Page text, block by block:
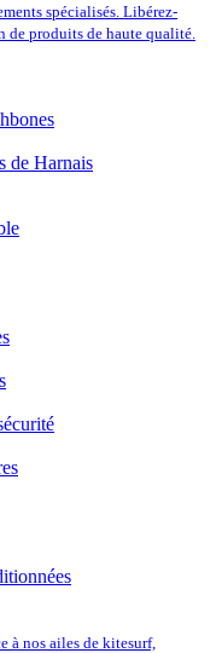
spécialisés. Libérez-
de produits de haute qualité.
de Harnais
à nos ailes de kitesurf,